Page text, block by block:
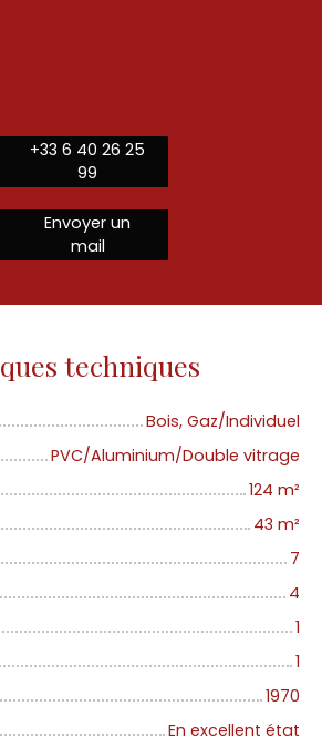
+33 6 40 26 25
99
Envoyer un
mail
techniques
Bois, Gaz/Individuel
PVC/Aluminium/Double vitrage
124 m²
43 m²
7
4
1
1
1970
En excellent état